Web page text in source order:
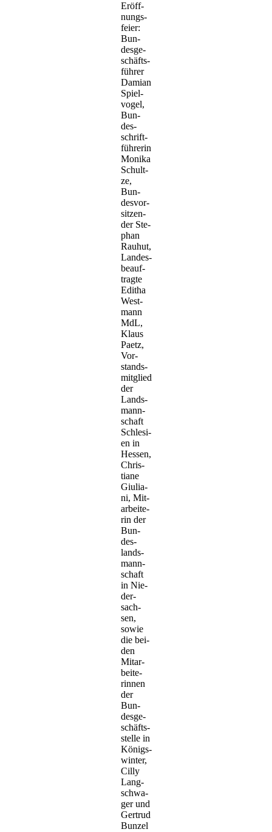
Eröff­
nungs­
fei­er:
Bun­
des­ge­
schäfts­
füh­rer
Dami­an
Spiel­
vo­gel,
Bun­
des­
schrift­
füh­re­rin
Moni­ka
Schult­
ze,
Bun­
des­vor­
sit­zen­
der Ste­
phan
Rau­hut,
Lan­des­
be­auf­
trag­te
Edi­tha
West­
mann
MdL,
Klaus
Paetz,
Vor­
stands­
mit­glied
der
Lands­
mann­
schaft
Schle­si­
en in
Hes­sen,
Chris­
tia­ne
Giu­lia­
ni, Mit­
ar­bei­te­
rin der
Bun­
des­
lands­
mann­
schaft
in Nie­
der­
sach­
sen,
sowie
die bei­
den
Mit­ar­
bei­te­
rin­nen
der
Bun­
des­ge­
schäfts­
stel­le in
Königs­
win­ter,
Cil­ly
Lang­
schwa­
ger und
Ger­trud
Bunzel